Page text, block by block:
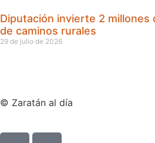
Diputación invierte 2 millones
de caminos rurales
29 de julio de 2026
© Zaratán al día